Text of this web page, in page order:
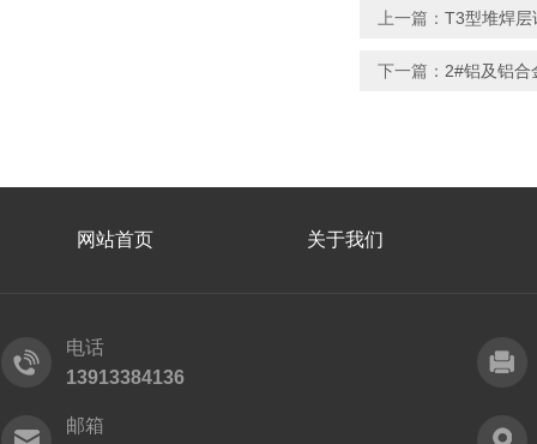
上一篇： T3型堆焊
下一篇： 2#铝及铝合
网站首页 关于我们
电话
13913384136
邮箱